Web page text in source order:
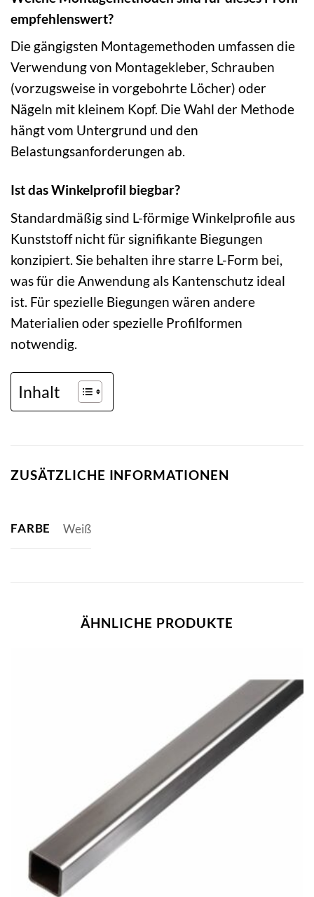
empfehlenswert?
Die gängigsten Montagemethoden umfassen die
Verwendung von Montagekleber, Schrauben
(vorzugsweise in vorgebohrte Löcher) oder
Nägeln mit kleinem Kopf. Die Wahl der Methode
hängt vom Untergrund und den
Belastungsanforderungen ab.
Ist das Winkelprofil biegbar?
Standardmäßig sind L-förmige Winkelprofile aus
Kunststoff nicht für signifikante Biegungen
konzipiert. Sie behalten ihre starre L-Form bei,
was für die Anwendung als Kantenschutz ideal
ist. Für spezielle Biegungen wären andere
Materialien oder spezielle Profilformen
notwendig.
Inhalt
ZUSÄTZLICHE INFORMATIONEN
FARBE Weiß
ÄHNLICHE PRODUKTE